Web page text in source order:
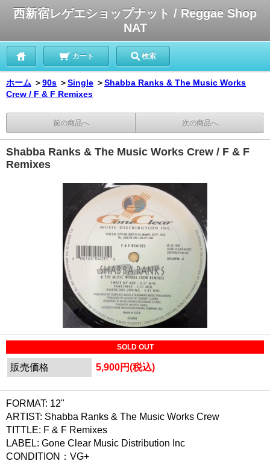
西新宿レゲエショップナット / Reggae Shop
NAT
カート 検索
ホーム ＞90s ＞Single ＞Shabba Ranks & The Music Works
Crew / F & F Remixes
前の商品へ 次の商品へ
Shabba Ranks & The Music Works Crew / F & F
Remixes
SOLD OUT
販売価格 5,900円(税込)
FORMAT: 12"
ARTIST: Shabba Ranks & The Music Works Crew
TITTLE: F & F Remixes
LABEL: Gone Clear Music Distribution Inc
CONDITION：VG+